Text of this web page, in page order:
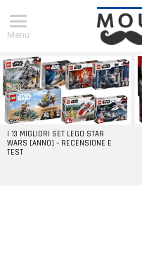
Menu
DERNIERS
ARTICLES
I 13 MIGLIORI SET LEGO STAR
WARS [ANNO] – RECENSIONE E
TEST